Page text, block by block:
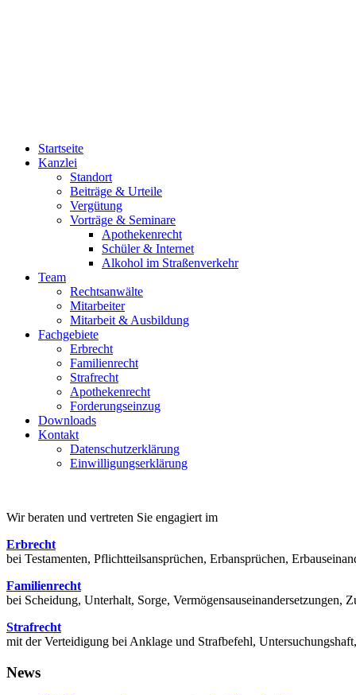
Startseite
Kanzlei
Standort
Beiträge & Urteile
Vergütung
Vorträge & Seminare
Apothekenrecht
Schüler & Internet
Alkohol im Straßenverkehr
Team
Rechtsanwälte
Mitarbeiter
Mitarbeit & Ausbildung
Fachgebiete
Erbrecht
Familienrecht
Strafrecht
Apothekenrecht
Forderungseinzug
Downloads
Kontakt
Datenschutzerklärung
Einwilligungserklärung
Wir beraten und vertreten Sie engagiert im
Erbrecht
bei Testamenten, Pflichtteilsansprüchen, Erbansprüchen,
Familienrecht
bei Scheidung, Unterhalt, Sorge, Vermögensauseinandersetzungen,
Strafrecht
mit der Verteidigung bei Anklage und Strafbefehl,
News